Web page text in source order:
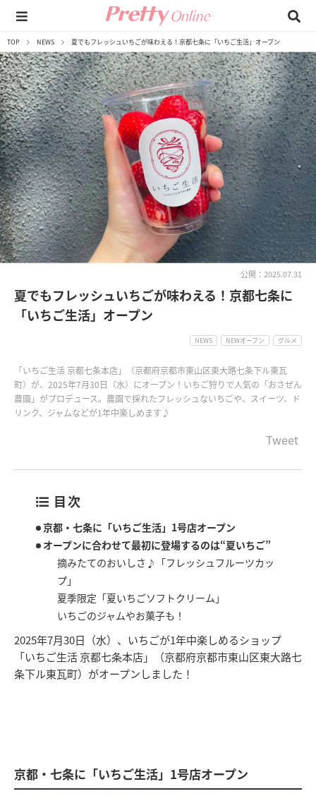
TOP NEWS 夏でもフレッシュいちごが味わえる！京都七条に「いちご生活」オープン
公開：2025.07.31
夏でもフレッシュいちごが味わえる！京都七条に
「いちご生活」オープン
NEWS NEWオープン グルメ
「いちご生活 京都七条本店」（京都府京都市東山区東大路七条下ル東瓦
町）が、2025年7月30日（水）にオープン！いちご狩りで人気の「おさぜん
農園」がプロデュース。農園で採れたフレッシュないちごや、スイーツ、ド
リンク、ジャムなどが1年中楽しめます♪
Tweet
目次
京都・七条に「いちご生活」1号店オープン
オープンに合わせて最初に登場するのは“夏いちご”
摘みたてのおいしさ♪「フレッシュフルーツカッ
プ」
夏季限定「夏いちごソフトクリーム」
いちごのジャムやお菓子も！
2025年7月30日（水）、いちごが1年中楽しめるショップ
「いちご生活 京都七条本店」（京都府京都市東山区東大路七
条下ル東瓦町）がオープンしました！
京都・七条に「いちご生活」1号店オープン